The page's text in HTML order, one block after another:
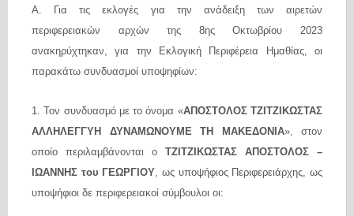
Α. Για τις εκλογές για την ανάδειξη των αιρετών
περιφερειακών αρχών της 8ης Οκτωβρίου 2023
ανακηρύχτηκαν, για την Εκλογική Περιφέρεια Ημαθίας, οι
παρακάτω συνδυασμοί υποψηφίων:
1. Τον συνδυασμό με το όνομα «ΑΠΟΣΤΟΛΟΣ ΤΖΙΤΖΙΚΩΣΤΑΣ
ΑΛΛΗΛΕΓΓΥΗ ΔΥΝΑΜΩΝΟΥΜΕ ΤΗ ΜΑΚΕΔΟΝΙΑ», στον
οποίο περιλαμβάνονται ο ΤΖΙΤΖΙΚΩΣΤΑΣ ΑΠΟΣΤΟΛΟΣ –
ΙΩΑΝΝΗΣ του ΓΕΩΡΓΙΟΥ , ως υποψήφιος Περιφερειάρχης, ως
υποψήφιοι δε περιφερειακοί σύμβουλοι οι: